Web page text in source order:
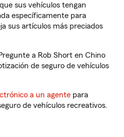
sus vehículos tengan
específicamente para
sus artículos más preciados
a Rob Short en Chino
de seguro de vehículos
a un agente para
de vehículos recreativos.